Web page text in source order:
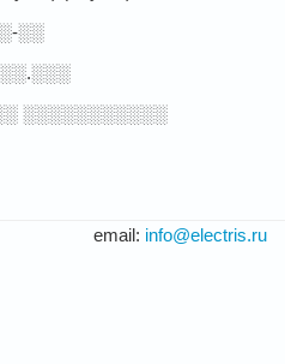
░░
░░░░░░░░░░░
email: info@electris.ru